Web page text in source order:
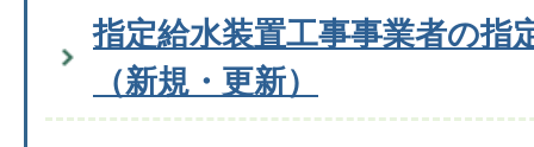
指定給水装置工事事業者の指
（新規・更新）